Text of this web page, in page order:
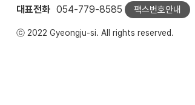
대표전화 054-779-8585 팩스번호안내
ⓒ 2022 Gyeongju-si. All rights reserved.